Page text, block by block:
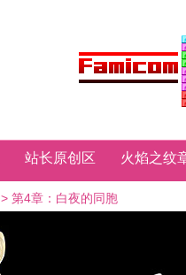
站长原创区 火焰之纹
> 第4章：白夜的同胞